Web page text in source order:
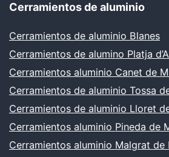
Cerramientos de aluminio
Cerramientos de aluminio Blanes
Cerramientos de alumino Platja
Cerramientos aluminio Canet de
Cerramientos de aluminio Tossa
Cerramientos de aluminio Lloret
Cerramientos aluminio Pineda de
Cerramientos aluminio Malgrat de